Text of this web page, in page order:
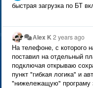
быстрая загрузка по БТ
Аlex K2 years ago
На телефоне, с которого
поставил на отдельный
подключая открываю
пункт "гибкая логика" и
"нижележащую"